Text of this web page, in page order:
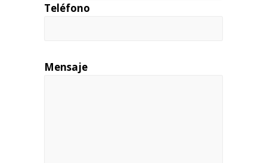
Teléfono
Mensaje